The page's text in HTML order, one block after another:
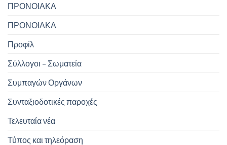
ΠΡΟΝΟΙΑΚΑ
ΠΡΟΝΟΙΑΚΑ
Προφίλ
Σύλλογοι – Σωματεία
Συμπαγών Οργάνων
Συνταξιοδοτικές παροχές
Τελευταία νέα
Τύπος και τηλεόραση